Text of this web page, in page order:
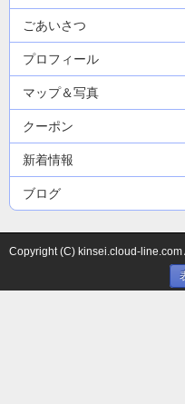
ごあいさつ
プロフィール
マップ＆写真
クーポン
新着情報
ブログ
Copyright (C) kinsei.cloud-line.com